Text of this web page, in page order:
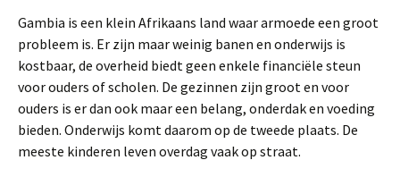
Gambia is een klein Afrikaans land waar armoede een groot
probleem is. Er zijn maar weinig banen en onderwijs is
kostbaar, de overheid biedt geen enkele financiële steun
voor ouders of scholen. De gezinnen zijn groot en voor
ouders is er dan ook maar een belang, onderdak en voeding
bieden. Onderwijs komt daarom op de tweede plaats. De
meeste kinderen leven overdag vaak op straat.